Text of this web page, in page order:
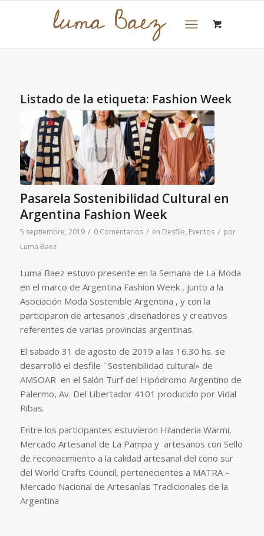
Listado de la etiqueta: Fashion Week
Pasarela Sostenibilidad Cultural en
Argentina Fashion Week
5 septiembre, 2019 / 0 Comentarios / en Desfile, Eventos / por
Luma Baez
Luma Baez estuvo presente en la Semana de La Moda
en el marco de Argentina Fashion Week , junto a la
Asociación Moda Sostenible Argentina , y con la
participaron de artesanos ,diseñadores y creativos
referentes de varias provincias argentinas.
El sabado 31 de agosto de 2019 a las 16.30 hs. se
desarrolló el desfile ¨Sostenibilidad cultural» de
AMSOAR en el Salón Turf del Hipódromo Argentino de
Palermo, Av. Del Libertador 4101 producido por Vidal
Ribas.
Entre los participantes estuvieron Hilanderia Warmi,
Mercado Artesanal de La Pampa y artesanos con Sello
de reconocimiento a la calidad artesanal del cono sur
del World Crafts Council, pertenecientes a MATRA –
Mercado Nacional de Artesanías Tradicionales de la
Argentina